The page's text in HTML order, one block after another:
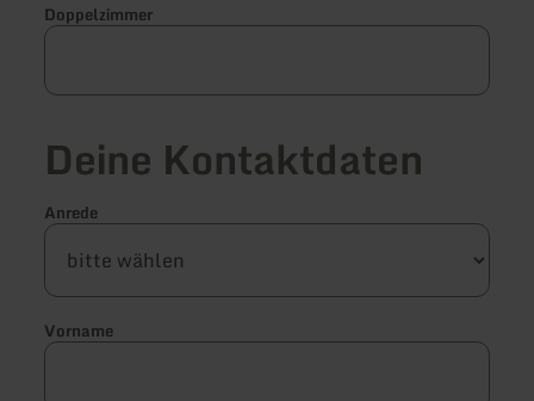
Doppelzimmer
Deine Kontaktdaten
Anrede
Vorname